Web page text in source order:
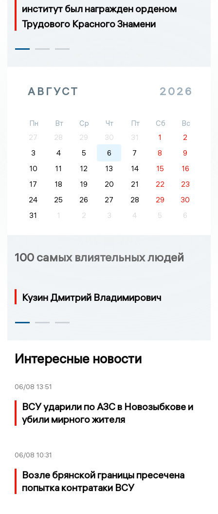
институт был награжден орденом
Трудового Красного Знамени
АВГУСТ 2026
Пн Вт Ср Чт Пт Сб
Вс
27
28 29 30 31 1
2
3
4 5 6 7 8
9
10
11 12 13 14 15
16
17
18 19 20 21 22
23
24
25 26 27 28 29
30
31
1 2 3 4 5 6
100 самых влиятельных людей
Кузин Дмитрий Владимирович
Интересные новости
06/08 13:51
ВСУ ударили по АЗС в Новозыбкове и
убили мирного жителя
06/08 10:31
Возле брянской границы пресечена
попытка контратаки ВСУ